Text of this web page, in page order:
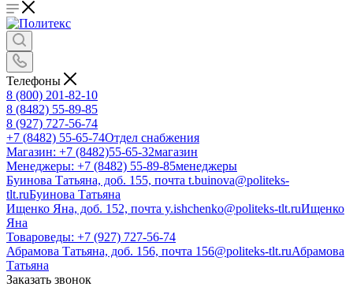
Телефоны
8 (800) 201-82-10
8 (8482) 55-89-85
8 (927) 727-56-74
+7 (8482) 55-65-74Отдел снабжения
Магазин: +7 (8482)55-65-32магазин
Менеджеры: +7 (8482) 55-89-85менеджеры
Буинова Татьяна, доб. 155, почта t.buinova@politeks-
tlt.ruБуинова Татьяна
Ищенко Яна, доб. 152, почта y.ishchenko@politeks-tlt.ruИщенко
Яна
Товароведы: +7 (927) 727-56-74
Абрамова Татьяна, доб. 156, почта 156@politeks-tlt.ruАбрамова
Татьяна
Заказать звонок